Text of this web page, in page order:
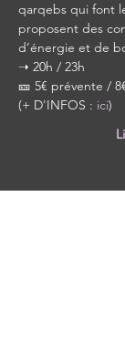
qarqebs qui font
proposent des
d’énergie et de
➝ 20h / 23h
🎫 5€ prévente /
(+ D'INFOS : ici)